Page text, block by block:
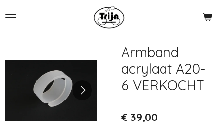
direct
Armband
acrylaat A20-
6 VERKOCHT
€ 39,00